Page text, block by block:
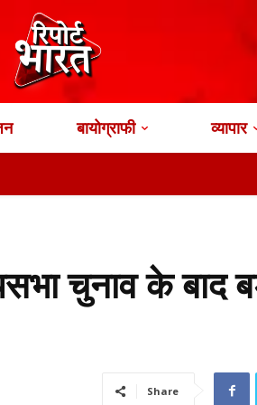
बायोग्राफी व्यापार
चुनाव के बाद
Share